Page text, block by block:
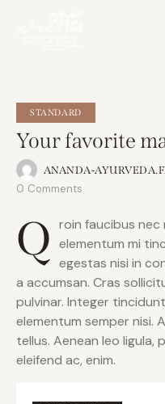
STANDARD
Your favorite
ANANDA-
0 Comments
Q roin faucibus nec
elementum mi
egestas nisi in
a accumsan. Cras
pulvinar. Integer
elementum semper nisi.
tellus. Aenean leo
eleifend ac, enim.